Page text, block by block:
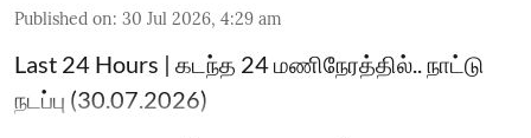
Published on: 30 Jul 2026, 4:29 am
Last 24 Hours | கடந்த 24 மணிநேரத்தில்.. நாட்டு
நடப்பு (30.07.2026)